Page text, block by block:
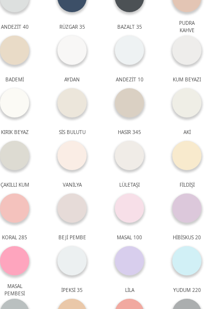
ANDEZİT 40 RÜZGAR 35 BAZALT 35
PUDRA
KAHVE
BADEMİ AYDAN ANDEZİT 10 KUM BEYAZI
KIRIK BEYAZ SİS BULUTU HASIR 345 AKİ
ÇAKILLI KUM VANİLYA LÜLETAŞI FİLDİŞİ
KORAL 285 BEJİ PEMBE MASAL 100 HİBİSKUS 20
MASAL
PEMBESİ
İPEKSİ 35 LİLA YUDUM 220